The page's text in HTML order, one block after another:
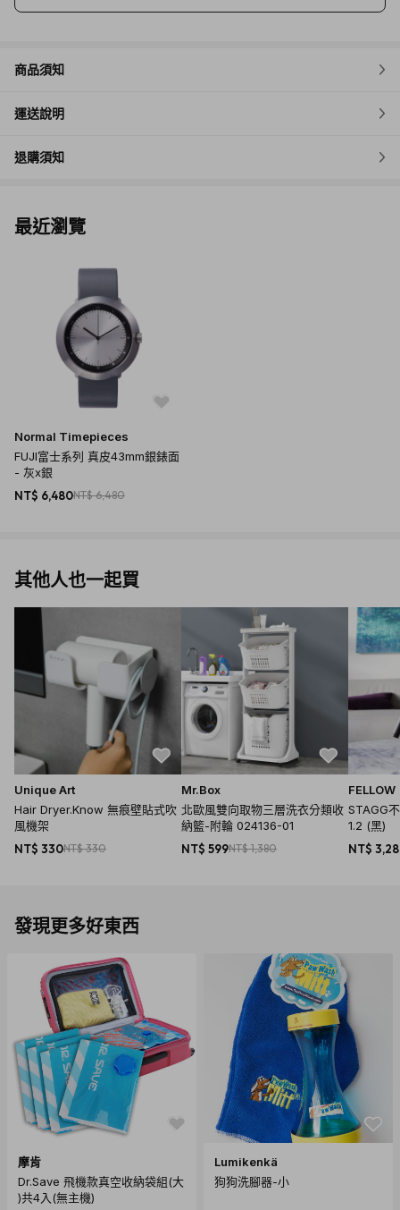
商品須知
運送說明
退購須知
最近瀏覽
Normal Timepieces
FUJI富士系列 真皮43mm銀錶面
- 灰x銀
NT$ 6,480NT$ 6,480
其他人也一起買
Unique Art
Hair Dryer.Know 無痕壁貼式吹
風機架
NT$ 330NT$ 330
Mr.Box
北歐風雙向取物三層洗衣分類收
納籃-附輪 024136-01
NT$ 599NT$ 1,380
FELLOW
STAGG
1.2 (黑)
NT$
發現更多好東西
摩肯
Dr.Save 飛機款真空收納袋組(大
)共4入(無主機)
Lumikenkä
狗狗洗腳器-小